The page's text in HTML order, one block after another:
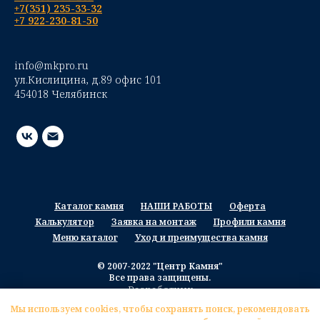
+7(351) 235-33-32
+7 922-230-81-50
info@mkpro.ru
ул.Кислицина, д.89 офис 101
454018 Челябинск
Мы используем cookies, чтобы сохранять поиск, рекомендовать
Каталог камня НАШИ РАБОТЫ
Оферта
Калькулятор
Заявка на монтаж
Профили камня
Меню каталог
Уход и преимущества камня
© 2007-2022 "Центр Камня"
Все права защищены.
Разработчик